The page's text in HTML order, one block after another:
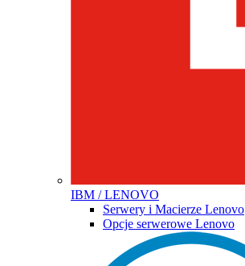
IBM / LENOVO
Serwery i Macierze Lenovo
Opcje serwerowe Lenovo